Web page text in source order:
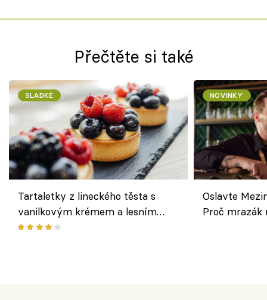
Přečtěte si také
SLADKÉ
Tartaletky z lineckého těsta s
vanilkovým krémem a lesním
ovocem podle Bread Society
NOVINKY
Oslavte
Proč